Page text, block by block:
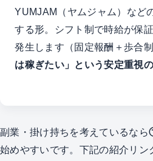
YUMJAM（ヤムジャム）など
する形。シフト制で時給が保
発生します（固定報酬＋歩合制
は稼ぎたい」という安定重視
副業・掛け持ちを考えているなら
始めやすいです。下記の紹介リン